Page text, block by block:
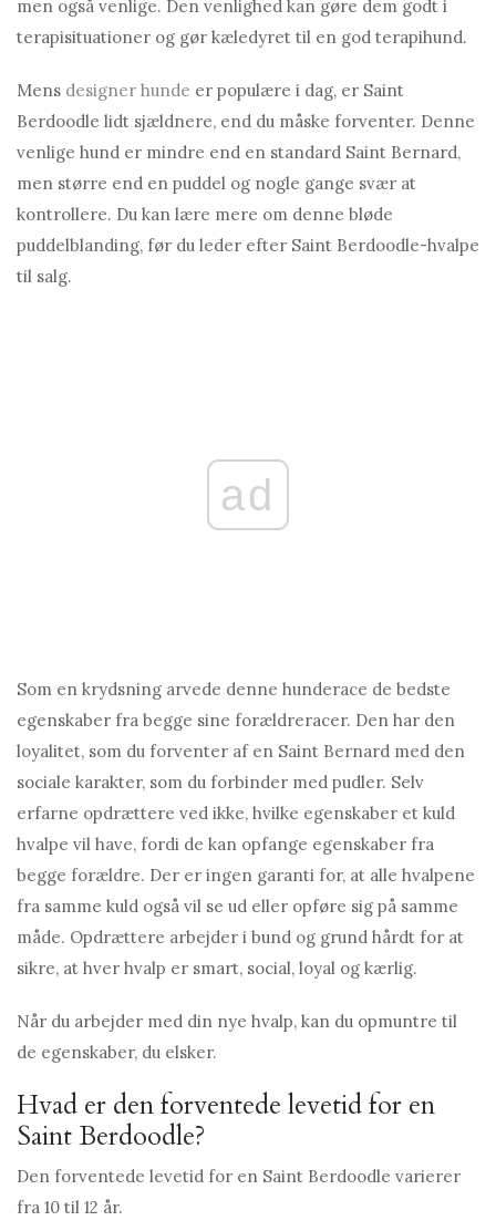
men også venlige. Den venlighed kan gøre dem godt i
terapisituationer og gør kæledyret til en god terapihund.
Mens designer hunde er populære i dag, er Saint
Berdoodle lidt sjældnere, end du måske forventer. Denne
venlige hund er mindre end en standard Saint Bernard,
men større end en puddel og nogle gange svær at
kontrollere. Du kan lære mere om denne bløde
puddelblanding, før du leder efter Saint Berdoodle-hvalpe
til salg.
ad
Som en krydsning arvede denne hunderace de bedste
egenskaber fra begge sine forældreracer. Den har den
loyalitet, som du forventer af en Saint Bernard med den
sociale karakter, som du forbinder med pudler. Selv
erfarne opdrættere ved ikke, hvilke egenskaber et kuld
hvalpe vil have, fordi de kan opfange egenskaber fra
begge forældre. Der er ingen garanti for, at alle hvalpene
fra samme kuld også vil se ud eller opføre sig på samme
måde. Opdrættere arbejder i bund og grund hårdt for at
sikre, at hver hvalp er smart, social, loyal og kærlig.
Når du arbejder med din nye hvalp, kan du opmuntre til
de egenskaber, du elsker.
Hvad er den forventede levetid for en
Saint Berdoodle?
Den forventede levetid for en Saint Berdoodle varierer
fra 10 til 12 år.